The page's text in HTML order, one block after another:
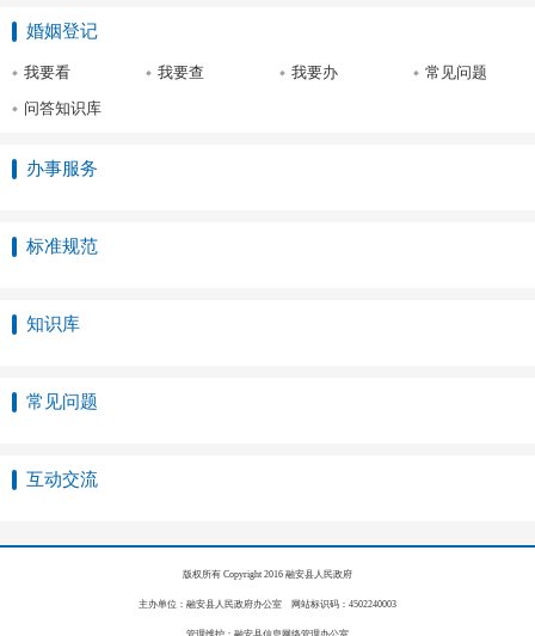
婚姻登记
我要看 我要查 我要办
常见问题
问答知识库
办事服务
标准规范
知识库
常见问题
互动交流
版权所有 Copyright 2016 融安县人民政府
主办单位：融安县人民政府办公室 网站标识码：4502240003